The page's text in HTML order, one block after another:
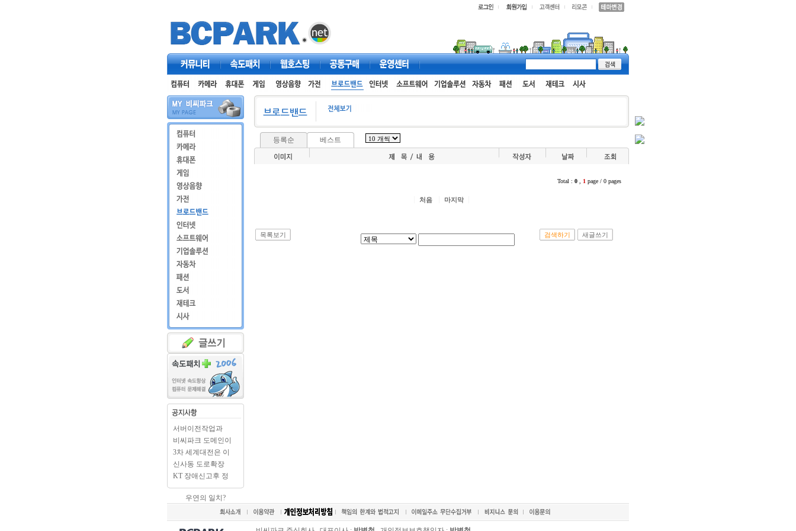
커뮤니티 속도패치 웹호스팅 공동구매 고객센터
서버이전작업과
BCPARK.c..
비씨파크 도메인이
BCPAR..
3차 세계대전은 이
미 시..
신사동 도로확장
출입구..
KT 장애신고후 정
상으로..
우연의 일치?
등록순 베스트
Total : 0 1 page / 0 pages
처음 마지막
목록보기 검색하기 새글쓰기